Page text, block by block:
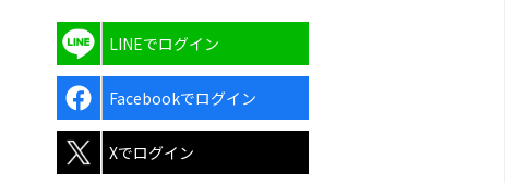
LINEでログイン
Facebookでログイン
Xでログイン